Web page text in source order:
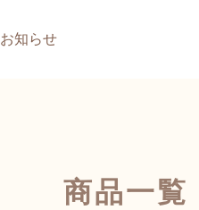
お知らせ
商品一覧